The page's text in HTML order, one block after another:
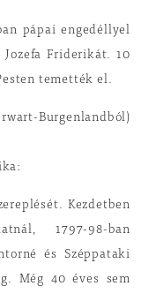
pápai engedéllyel
Friderikát. 10
temették el.
Burgenlandból)
Kezdetben
1797-98-ban
és Széppataki
Még 40 éves sem